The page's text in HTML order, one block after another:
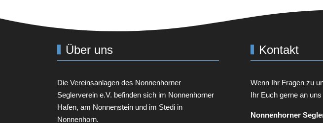
Über uns
Die Vereinsanlagen des Nonnenhorner
Seglerverein e.V. befinden sich im Nonnenhorner
Hafen, am Nonnenstein und im Stedi in
Nonnenhorn.
Kontakt
Wenn Ihr Fragen zu
Ihr Euch gerne an
Non­nen­horner